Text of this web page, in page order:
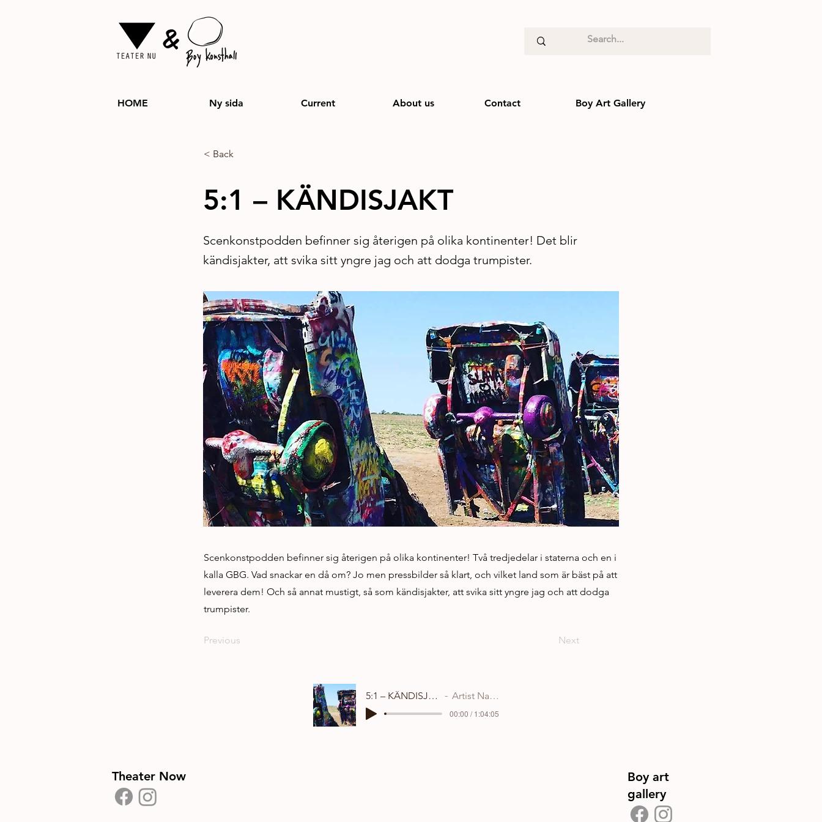
&
HOME Ny sida Current About us Contact Boy Art Gallery
< Back
5:1 – KÄNDISJAKT
Scenkonstpodden befinner sig återigen på olika kontinenter! Det blir
kändisjakter, att svika sitt yngre jag och att dodga trumpister.
Scenkonstpodden befinner sig återigen på olika kontinenter! Två tredjedelar i staterna och en i
kalla GBG. Vad snackar en då om? Jo men pressbilder så klart, och vilket land som är bäst på att
leverera dem! Och så annat mustigt, så som kändisjakter, att svika sitt yngre jag och att dodga
trumpister.
Previous Next
5:1 – KÄNDISJAKT Artist Name
00:00 / 1:04:05
Theater Now
Boy art
gallery